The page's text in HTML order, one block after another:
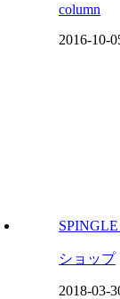
column
2016-10-
ショップ
2018-03-